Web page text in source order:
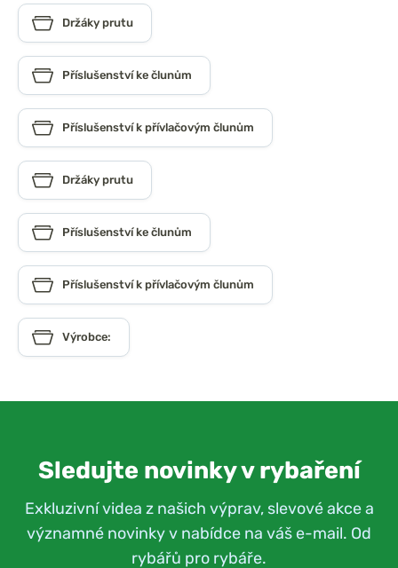
Držáky prutu
Příslušenství ke člunům
Příslušenství k přívlačovým člunům
Držáky prutu
Příslušenství ke člunům
Příslušenství k přívlačovým člunům
Výrobce:
Sledujte novinky v rybaření
Exkluzivní videa z našich výprav, slevové akce a
významné novinky v nabídce na váš e-mail. Od
rybářů pro rybáře.